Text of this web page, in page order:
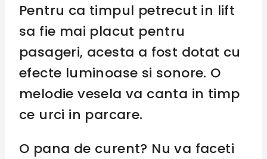
Pentru ca timpul petrecut in lift
sa fie mai placut pentru
pasageri, acesta a fost dotat cu
efecte luminoase si sonore. O
melodie vesela va canta in timp
ce urci in parcare.
O pana de curent? Nu va faceti